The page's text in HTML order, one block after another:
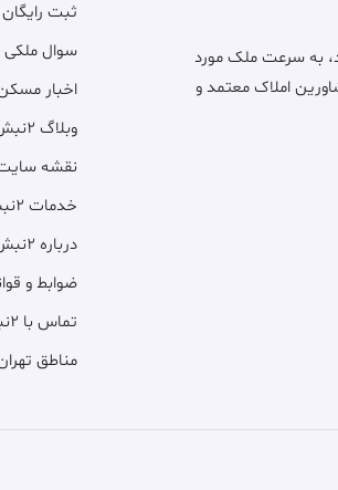
به سرعت ملک مورد
املاک معتمد و
ثبت
سوال ملکی
اخبار
وبلاگ ۲نبش
نقشه
خدمات ۲نبش
درباره ۲نبش
ضوابط و
تماس با ۲نبش
مناطق